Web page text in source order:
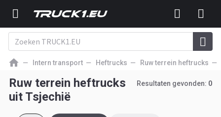
Intern transport Heftrucks Ruw terrein heftrucks
Ruw terrein heftrucks
uit Tsjechië
Resultaten gevonden: 0